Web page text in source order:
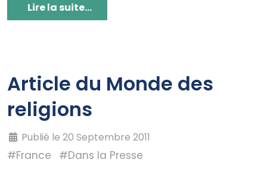
Lire la suite...
Article du Monde des
religions
Publié le 20 Septembre 2011
#France #Dans la Presse